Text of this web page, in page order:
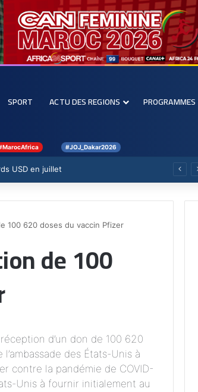
SPORT ACTU DES REGIONS PROGRAMMES
#JOJ_Dakar2026
USD en juillet
100 620 doses du vaccin Pfizer
de 100
d’un don de 100 620
des États-Unis à
contre la pandémie de COVID-
Unis à fournir initialement au